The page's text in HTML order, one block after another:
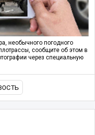
необычного погодного
сообщите об этом в
через специальную